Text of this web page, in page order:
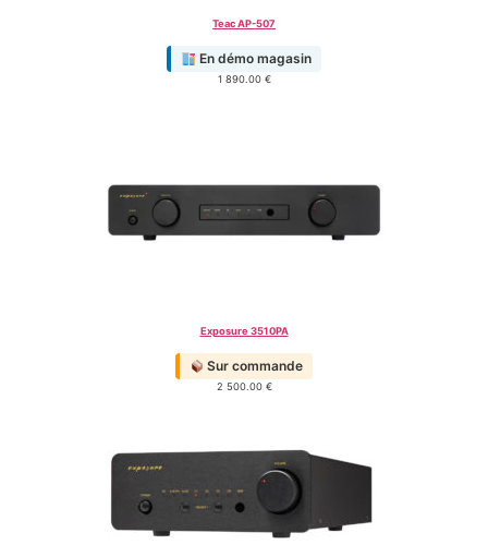
Teac AP-507
En démo magasin
1 890.00 €
Exposure 3510PA
Sur commande
2 500.00 €